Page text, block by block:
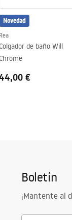
Novedad
Rea
Colgador de baño Will
Chrome
€
Boletín
¡Mantente al